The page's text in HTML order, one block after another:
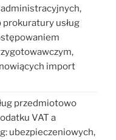
usług
import
przedmiotowo
VAT a
ubezpieczeniowych,